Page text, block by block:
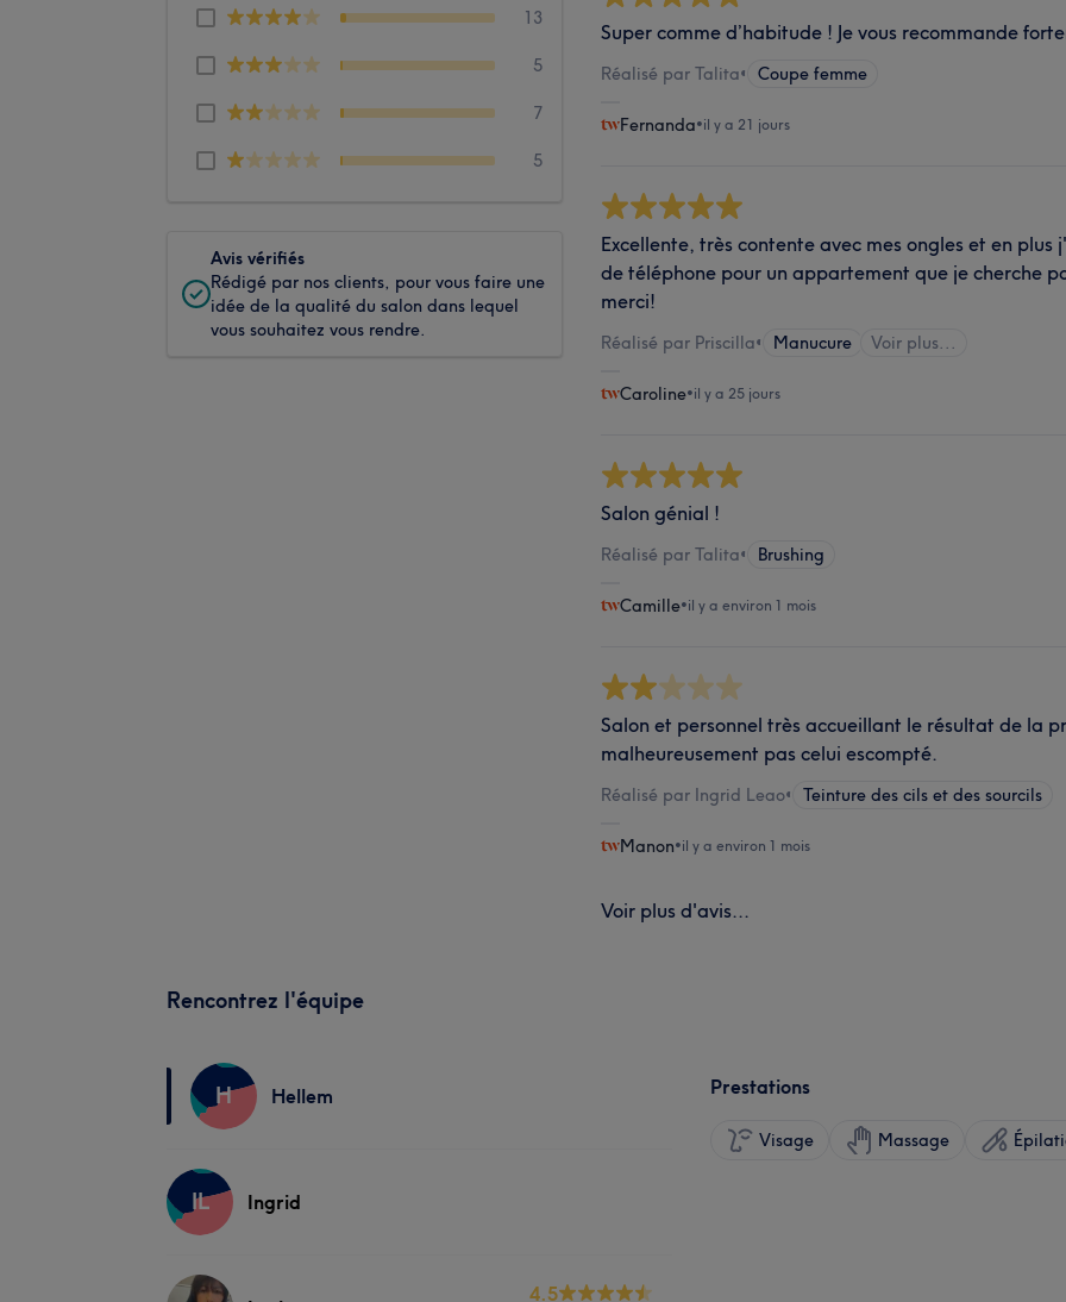
13
5
7
5
Avis vérifiés
Rédigé par nos clients, pour vous faire une
idée de la qualité du salon dans lequel
vous souhaitez vous rendre.
Super comme d’habitude ! Je vous recommande
Réalisé par Talita• Coupe femme
Fernanda•il y a 21 jours
Excellente, très contente avec mes ongles et en
de téléphone pour un appartement que je cherche
merci!
Réalisé par Priscilla• Manucure Voir plus...
Caroline•il y a 25 jours
Salon génial !
Réalisé par Talita• Brushing
Camille•il y a environ 1 mois
Salon et personnel très accueillant le résultat de la
malheureusement pas celui escompté.
Réalisé par Ingrid Leao• Teinture des cils et des sourcils
Manon•il y a environ 1 mois
Voir plus d'avis...
Rencontrez l'équipe
H Hellem
IL Ingrid
4.5
Prestations
Visage Massage